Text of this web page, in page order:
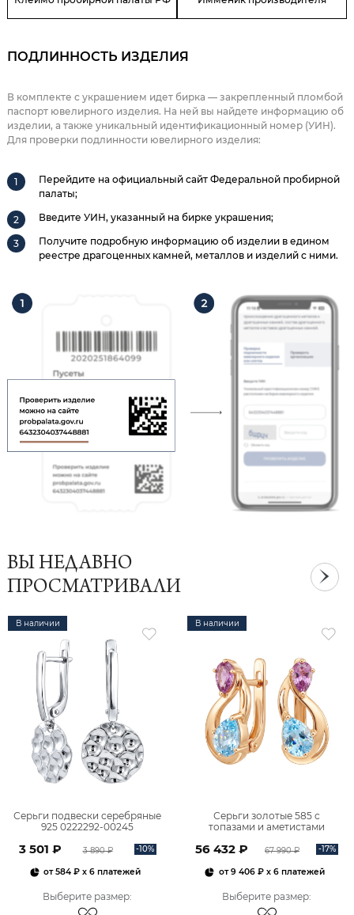
ПОДЛИННОСТЬ ИЗДЕЛИЯ
В комплекте с украшением идет бирка — закрепленный пломбой
паспорт ювелирного изделия. На ней вы найдете информацию об
изделии, а также уникальный идентификационный номер (УИН).
Для проверки подлинности ювелирного изделия:
Перейдите на официальный сайт Федеральной пробирной
палаты;
Введите УИН, указанный на бирке украшения;
Получите подробную информацию об изделии в едином
реестре драгоценных камней, металлов и изделий с ними.
ВЫ НЕДАВНО
ПРОСМАТРИВАЛИ
В наличии
Серьги подвески серебряные
925 0222292-00245
3 501 ₽ 3 890 ₽ -10%
от584 ₽ x 6 платежей
Выберите размер:
В наличии
Серьги золотые 585 с
топазами и аметистами
56 432 ₽ 67 990 ₽ -17%
от9 406 ₽x 6 платежей
Выберите размер: